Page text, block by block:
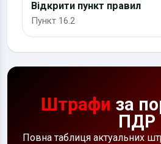
Відкрити пункт правил
Пункт 16.2
Штрафи за
ПДР
Повна таблиця актуальних